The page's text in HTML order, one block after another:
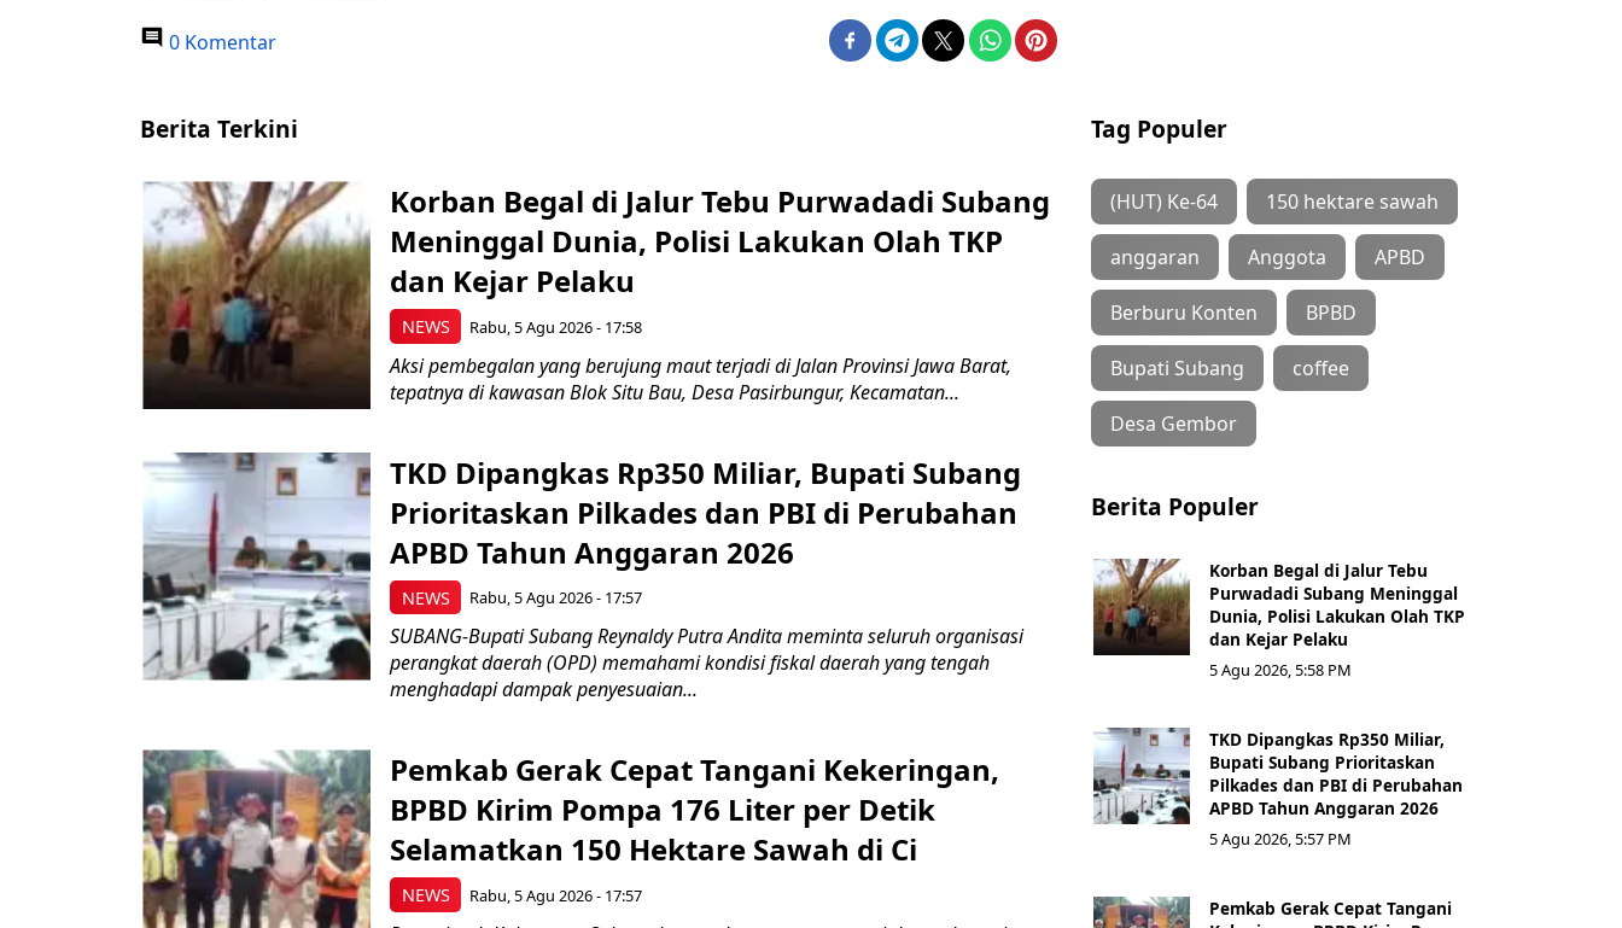
0 Komentar
Berita Terkini
NEWS
Korban Begal di Jalur Tebu Purwadadi Subang
Meninggal Dunia, Polisi Lakukan Olah TKP
dan Kejar Pelaku
Rabu, 5 Agu 2026 - 17:58
Aksi pembegalan yang berujung maut terjadi di Jalan Provinsi Jawa Barat,
tepatnya di kawasan Blok Situ Bau, Desa Pasirbungur, Kecamatan...
NEWS
TKD Dipangkas Rp350 Miliar, Bupati Subang
Prioritaskan Pilkades dan PBI di Perubahan
APBD Tahun Anggaran 2026
Rabu, 5 Agu 2026 - 17:57
SUBANG-Bupati Subang Reynaldy Putra Andita meminta seluruh organisasi
perangkat daerah (OPD) memahami kondisi fiskal daerah yang tengah
menghadapi dampak penyesuaian...
NEWS
Pemkab Gerak Cepat Tangani Kekeringan,
BPBD Kirim Pompa 176 Liter per Detik
Selamatkan 150 Hektare Sawah di Ci
Rabu, 5 Agu 2026 - 17:57
Tag Populer
(HUT) Ke-64 150 hektare sawah
anggaran Anggota APBD
Berburu Konten BPBD
Bupati Subang coffee
Desa Gembor
Berita Populer
Korban Begal di Jalur Tebu
Purwadadi Subang Meninggal
Dunia, Polisi Lakukan Olah TKP
dan Kejar Pelaku
5 Agu 2026, 5:58 PM
TKD Dipangkas Rp350 Miliar,
Bupati Subang Prioritaskan
Pilkades dan PBI di Perubahan
APBD Tahun Anggaran 2026
5 Agu 2026, 5:57 PM
Pemkab Gerak Cepat Tangani